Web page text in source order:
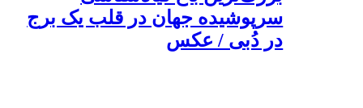
سرپوشیده جهان در قلب یک برج
در دُبی / عکس